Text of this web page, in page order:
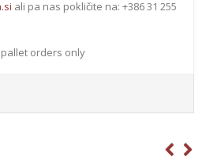
ali pa nas pokličite na: +386 31 255
orders only